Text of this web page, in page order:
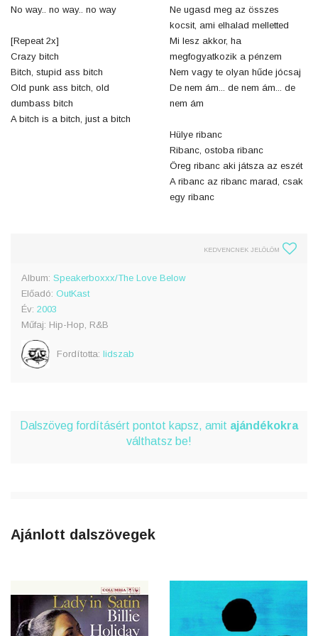
No way.. no way.. no way
[Repeat 2x]
Crazy bitch
Bitch, stupid ass bitch
Old punk ass bitch, old
dumbass bitch
A bitch is a bitch, just a bitch
Ne ugasd meg az összes
kocsit, ami elhalad melletted
Mi lesz akkor, ha
megfogyatkozik a pénzem
Nem vagy te olyan hűde jócsaj
De nem ám... de nem ám... de
nem ám
Hülye ribanc
Ribanc, ostoba ribanc
Öreg ribanc aki játsza az eszét
A ribanc az ribanc marad, csak
egy ribanc
KEDVENCNEK JELÖLÖM
Album: Speakerboxxx/The Love Below
Előadó: OutKast
Év: 2003
Műfaj: Hip-Hop, R&B
Fordította: lidszab
Dalszöveg fordításért pontot kapsz, amit ajándékokra
válthatsz be!
Ajánlott dalszövegek